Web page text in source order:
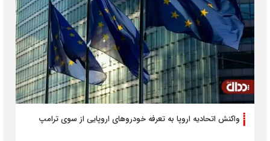
واکنش اتحادیه اروپا به تعرفه خودروهای اروپایی از سوی ترامپ